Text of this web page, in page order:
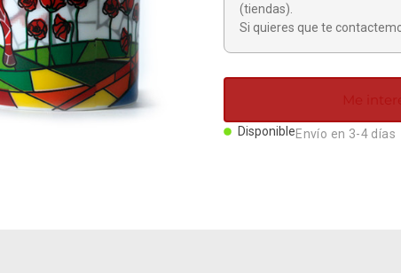
(tiendas).
Si quieres que te
Me
DisponibleEnvío en 3-4 días